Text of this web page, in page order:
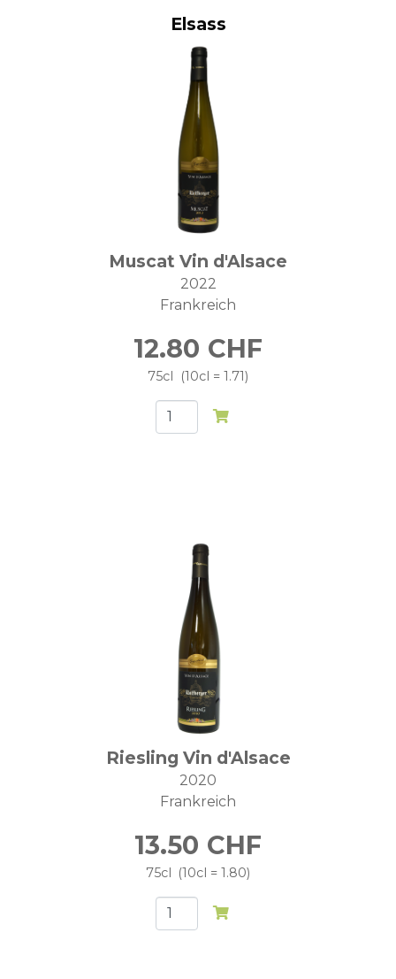
Elsass
Muscat Vin d'Alsace
2022
Frankreich
12.80 CHF
75cl 10cl = 1.71
Riesling Vin d'Alsace
2020
Frankreich
13.50 CHF
75cl 10cl = 1.80